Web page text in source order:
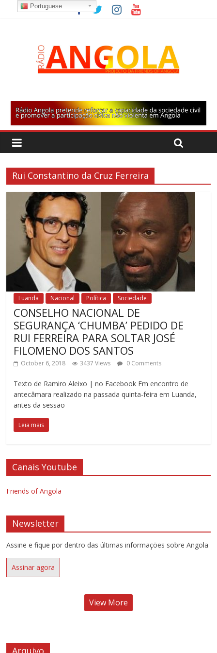
Rui Constantino da Cruz Ferreira
Luanda Nacional Política Sociedade
CONSELHO NACIONAL DE
SEGURANÇA ‘CHUMBA’ PEDIDO DE
RUI FERREIRA PARA SOLTAR JOSÉ
FILOMENO DOS SANTOS
October 6, 2018 3437 Views 0 Comments
Texto de Ramiro Aleixo | no Facebook Em encontro de
antecâmara realizado na passada quinta-feira em Luanda,
antes da sessão
Leia mais
Canais Youtube
Friends of Angola
Newsletter
Assine e fique por dentro das últimas informações sobre Angola
Assinar agora
View More
Arquivo
Portuguese